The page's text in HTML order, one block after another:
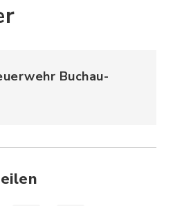
Buchau-